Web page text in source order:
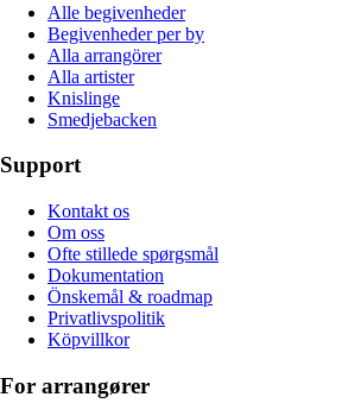
Alle begivenheder
Begivenheder per by
Alla arrangörer
Alla artister
Knislinge
Smedjebacken
Support
Kontakt os
Om oss
Ofte stillede spørgsmål
Dokumentation
Önskemål & roadmap
Privatlivspolitik
Köpvillkor
For arrangører